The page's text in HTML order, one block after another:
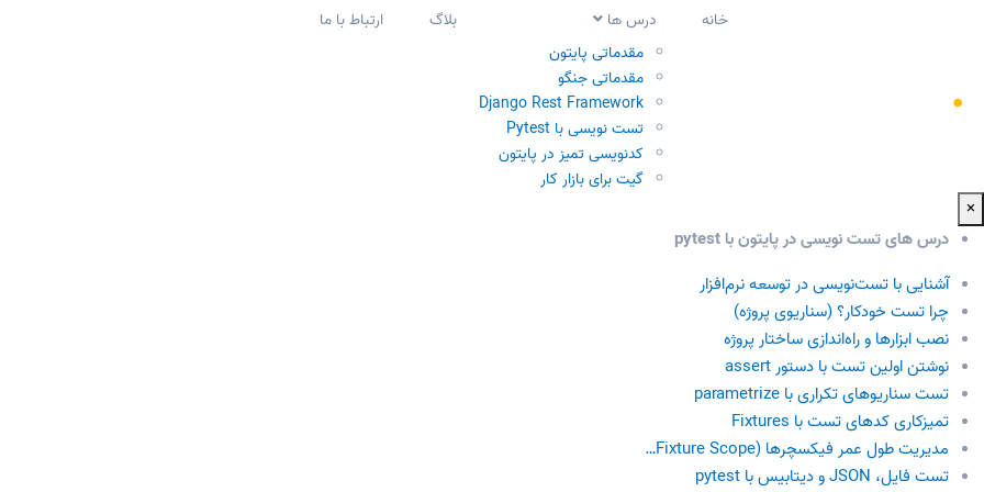
خانه
درس ها
مقدماتی پایتون
مقدماتی جنگو
Django Rest Framework
تست نویسی با Pytest
کدنویسی تمیز در پایتون
گیت برای بازار کار
بلاگ ارتباط با ما
×
درس های تست نویسی در پایتون با pytest
آشنایی با تست‌نویسی در توسعه نرم‌افزار
چرا تست خودکار؟ (سناریوی پروژه)
نصب ابزارها و راه‌اندازی ساختار پروژه
نوشتن اولین تست با دستور assert
تست سناریوهای تکراری با parametrize
تمیزکاری کدهای تست با Fixtures
مدیریت طول عمر فیکسچرها (Fixture Scope…
تست فایل، JSON و دیتابیس با pytest